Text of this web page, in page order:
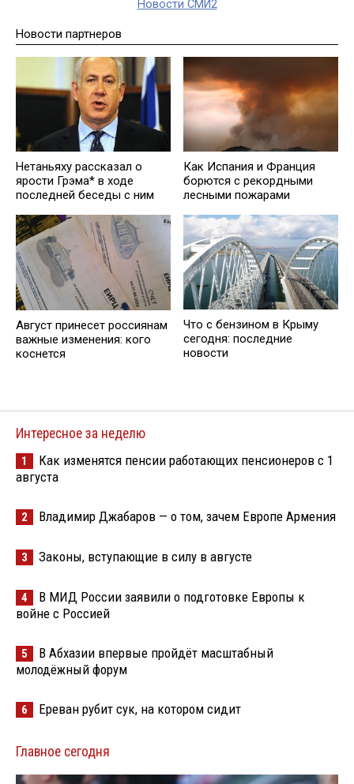
Новости СМИ2
Новости партнеров
Нетаньяху рассказал о
ярости Грэма* в ходе
последней беседы с ним
Как Испания и Франция
борются с рекордными
лесными пожарами
Август принесет россиянам
важные изменения: кого
коснется
Что с бензином в Крыму
сегодня: последние
новости
Интересное за неделю
1
Как изменятся пенсии работающих пенсионеров с 1
августа
2 Владимир Джабаров — о том, зачем Европе Армения
3 Законы, вступающие в силу в августе
4
В МИД России заявили о подготовке Европы к
войне с Россией
5
В Абхазии впервые пройдёт масштабный
молодёжный форум
6 Ереван рубит сук, на котором сидит
Главное сегодня